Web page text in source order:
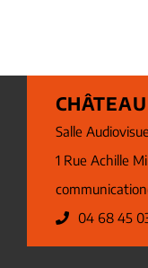
Salle
1 Rue Achille
04 68 45